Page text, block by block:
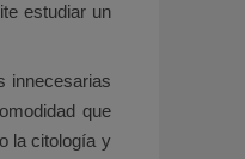
estudiar un
innecesarias
que
la citología y